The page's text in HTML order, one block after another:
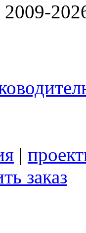
|
заказ